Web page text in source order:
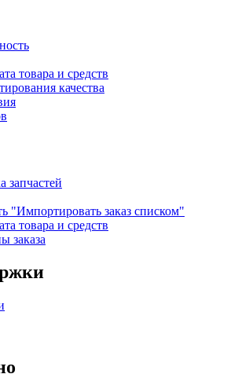
товара и средств
качества
запчастей
"Импортировать заказ списком"
товара и средств
заказа